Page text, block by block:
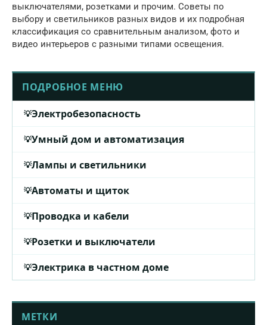
выключателями, розетками и прочим. Советы по
выбору и светильников разных видов и их подробная
классификация со сравнительным анализом, фото и
видео интерьеров с разными типами освещения.
ПОДРОБНОЕ МЕНЮ
Электробезопасность
Умный дом и автоматизация
Лампы и светильники
Автоматы и щиток
Проводка и кабели
Розетки и выключатели
Электрика в частном доме
МЕТКИ